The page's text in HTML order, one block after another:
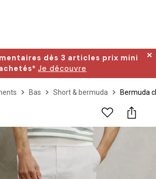
dès 3 articles prix mini
Je découvre
✕
Bas Short & bermuda Bermuda